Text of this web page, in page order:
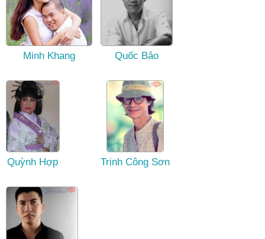
Minh Khang Quốc Bảo
Quỳnh Hợp Trịnh Công Sơn